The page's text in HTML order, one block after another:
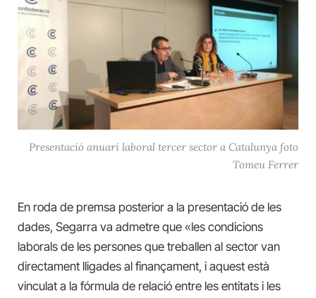
Presentació anuari laboral tercer sector a Catalunya foto
Tomeu Ferrer
En roda de premsa posterior a la presentació de les
dades, Segarra va admetre que «les condicions
laborals de les persones que treballen al sector van
directament lligades al finançament, i aquest està
vinculat a la fórmula de relació entre les entitats i les